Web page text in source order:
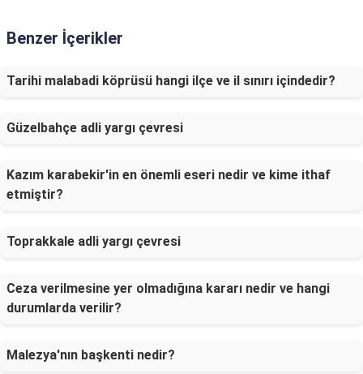
Benzer İçerikler
Tarihi malabadi köprüsü hangi ilçe ve il sınırı içindedir?
Güzelbahçe adli yargı çevresi
Kazım karabekir'in en önemli eseri nedir ve kime ithaf
etmiştir?
Toprakkale adli yargı çevresi
Ceza verilmesine yer olmadığına kararı nedir ve hangi
durumlarda verilir?
Malezya'nın başkenti nedir?